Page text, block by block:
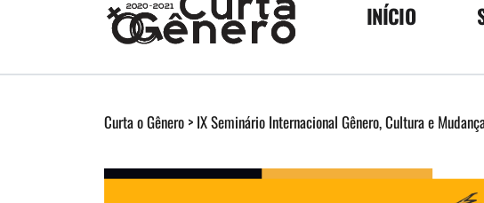
INÍCIO
Curta o Gênero > IX Seminário Internacional Gênero, Cultura e